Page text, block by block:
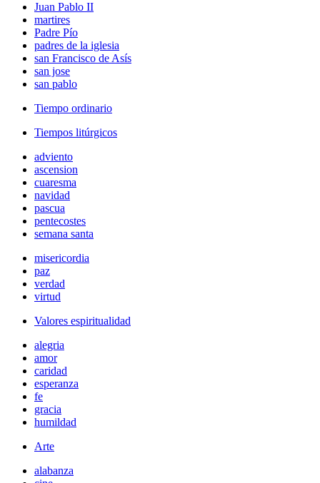
Juan Pablo II
martires
Padre Pío
padres de la iglesia
san Francisco de Asís
san jose
san pablo
Tiempo ordinario
Tiempos litúrgicos
adviento
ascension
cuaresma
navidad
pascua
pentecostes
semana santa
misericordia
paz
verdad
virtud
Valores espiritualidad
alegria
amor
caridad
esperanza
fe
gracia
humildad
Arte
alabanza